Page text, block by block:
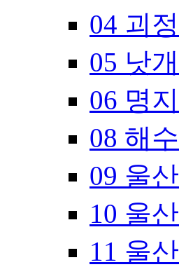
04 괴
05 낫
06 명
08 해
09 울
10 울
11 울